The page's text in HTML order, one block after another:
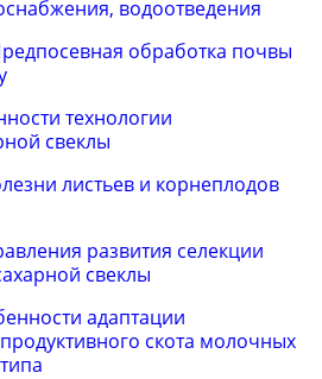
водоотведения
обработка почвы
технологии
свеклы
листьев и корнеплодов
развития селекции
свеклы
адаптации
скота молочных